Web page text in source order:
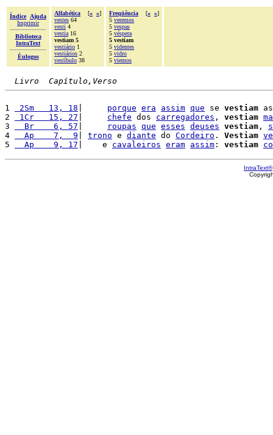
Índice
Ajuda
Imprimir
Biblioteca
IntraText
Èulogos
Alfabética [« »]
vestes 64
vesti 4
vestia 16
vestiam 5
vestiário 1
vestiários 2
vestíbulo 38
Freqüência [« »]
5 veremos
5 vespas
5 véspera
5 vestiam
5 videntes
5 vidro
5 viemos
Livro  Capítulo,Verso
1 2Sm   13, 18 porque era assim que se vestiam
2
1Cr   15, 27 chefe dos carregadores , vestiam
3
  Br    6, 57
roupas que esses deuses vestiam ,
4
  Ap    7,  9
trono e diante do Cordeiro . Vestiam
5
  Ap    9, 17
|    e cavaleiros eram assim : vestiam
IntraText®